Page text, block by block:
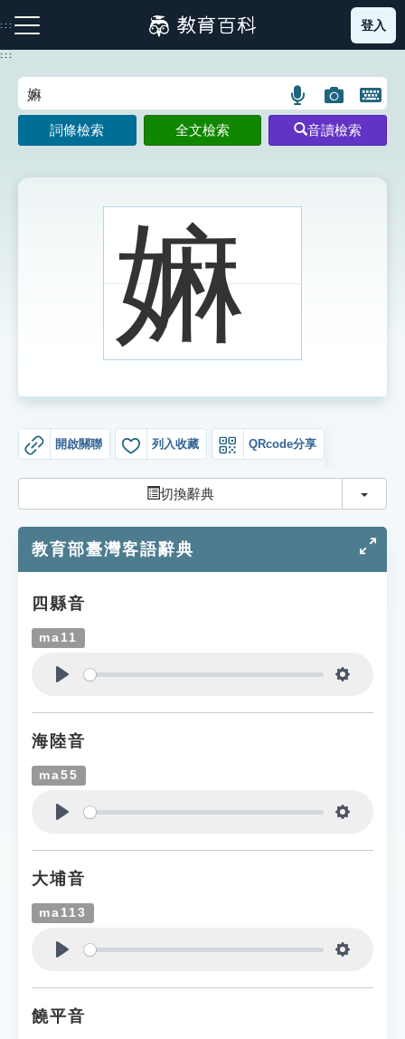
到
主
:::
注音索引圖示 筆畫索引圖示 部首索引表圖示
知識索引
生命大百科索引
遊戲專區
貓頭鷹博士
登入
:::
語
言
搜
示
圖
片
搜
開
鍵
圖
詞條檢索 全文檢索 音讀檢索
嫲
開啟關聯 列入收藏 QRcode分享
切換辭典 切換
教育部臺灣客語辭典
四縣音
ma11
海陸音
ma55
大埔音
ma113
饒平音